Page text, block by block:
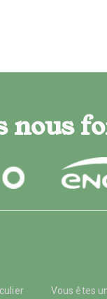
nous
Vous êtes